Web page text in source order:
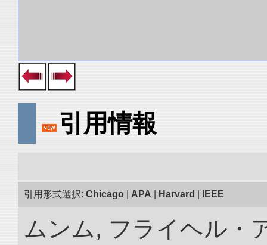
引用情報
引用形式選択: Chicago APA Harvard IEEE
ムンム, フライヘル・